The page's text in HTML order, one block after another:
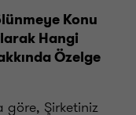
Konu
Hangi
Özelge
göre, Şirketiniz